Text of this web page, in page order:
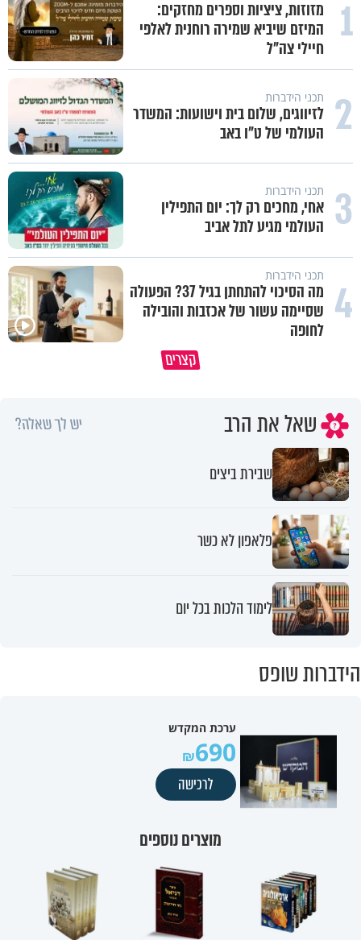
1
מזוזות, ציציות וספרים מחזקים:
המיזם שיביא שמירה רוחנית לאלפי
חיילי צה"ל
2 תכני הידברות
לזיווגים, שלום בית וישועות: המשדר
העולמי של ט"ו באב
3 תכני הידברות
אחי, מחכים רק לך: יום התפילין
העולמי מגיע לתל אביב
4 תכני הידברות
מה הסיכוי להתחתן בגיל 37? הפעולה
שסיימה עשור של אכזבות והובילה
לחופה
קצרים
שאל את הרב יש לך שאלה?
שבירת ביצים
פלאפון לא כשר
לימוד הלכות בכל יום
הידברות שופס
ערכת המקדש
690
לרכישה
מוצרים נוספים